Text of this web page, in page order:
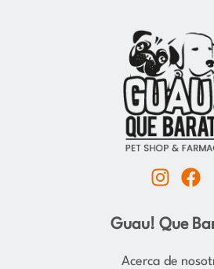
I
s
t
a
F
c
e
b
Guau! Que
Acerca de